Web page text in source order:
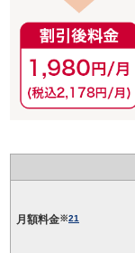
月額料金※21